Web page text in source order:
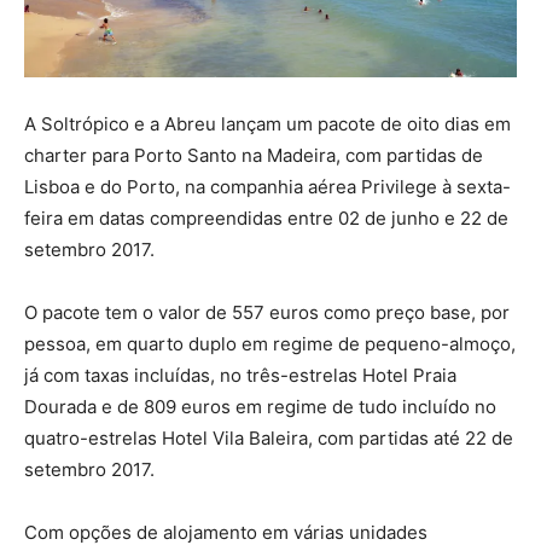
A Soltrópico e a Abreu lançam um pacote de oito dias em
charter para Porto Santo na Madeira, com partidas de
Lisboa e do Porto, na companhia aérea Privilege à sexta-
feira em datas compreendidas entre 02 de junho e 22 de
setembro 2017.
O pacote tem o valor de 557 euros como preço base, por
pessoa, em quarto duplo em regime de pequeno-almoço,
já com taxas incluídas, no três-estrelas Hotel Praia
Dourada e de 809 euros em regime de tudo incluído no
quatro-estrelas Hotel Vila Baleira, com partidas até 22 de
setembro 2017.
Com opções de alojamento em várias unidades